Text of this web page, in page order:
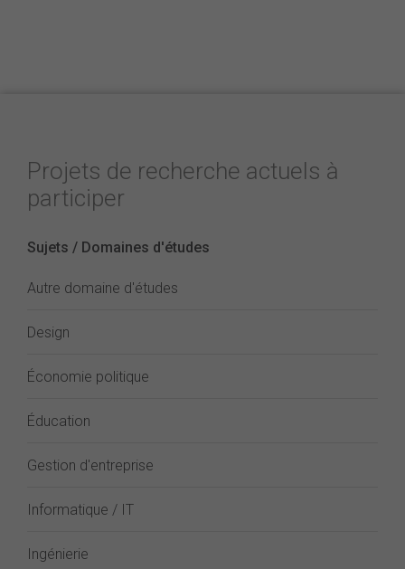
Projets de recherche actuels à
participer
Sujets / Domaines d'études
Autre domaine d'études
Design
Économie politique
Éducation
Gestion d'entreprise
Informatique / IT
Ingénierie